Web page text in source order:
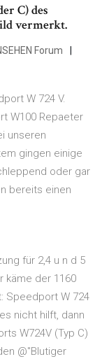
C) des
vermerkt.
Forum
W 724 V.
W100 Repaeter
unseren
gingen einige
oder gar
bereits einen
für 2,4 u n d 5
käme der 1160
Speedport W 724
nicht hilft, dann
W724V (Typ C)
@"Blutiger